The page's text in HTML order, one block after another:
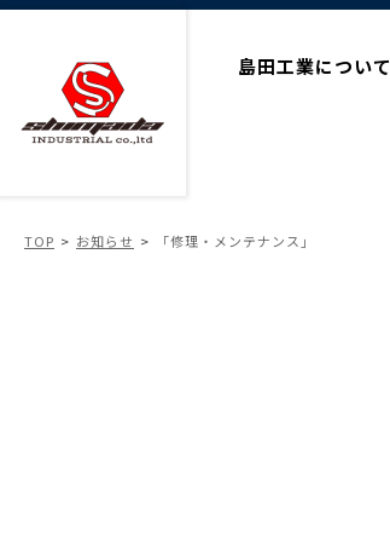
島田工業について
TOP お知らせ 「修理・メンテナンス」